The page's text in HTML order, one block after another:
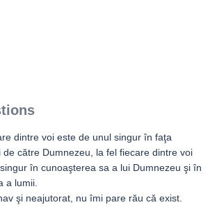
dintre voi este de unul singur în faţa
de către Dumnezeu, la fel fiecare dintre voi
în cunoaşterea sa a lui Dumnezeu şi în
a lumii.
şi neajutorat, nu îmi pare rău că exist.